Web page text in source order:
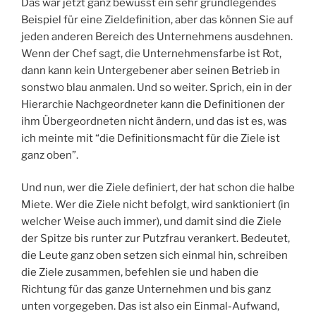
Das war jetzt ganz bewusst ein sehr grundlegendes
Beispiel für eine Zieldefinition, aber das können Sie auf
jeden anderen Bereich des Unternehmens ausdehnen.
Wenn der Chef sagt, die Unternehmensfarbe ist Rot,
dann kann kein Untergebener aber seinen Betrieb in
sonstwo blau anmalen. Und so weiter. Sprich, ein in der
Hierarchie Nachgeordneter kann die Definitionen der
ihm Übergeordneten nicht ändern, und das ist es, was
ich meinte mit “die Definitionsmacht für die Ziele ist
ganz oben”.
Und nun, wer die Ziele definiert, der hat schon die halbe
Miete. Wer die Ziele nicht befolgt, wird sanktioniert (in
welcher Weise auch immer), und damit sind die Ziele
der Spitze bis runter zur Putzfrau verankert. Bedeutet,
die Leute ganz oben setzen sich einmal hin, schreiben
die Ziele zusammen, befehlen sie und haben die
Richtung für das ganze Unternehmen und bis ganz
unten vorgegeben. Das ist also ein Einmal-Aufwand,